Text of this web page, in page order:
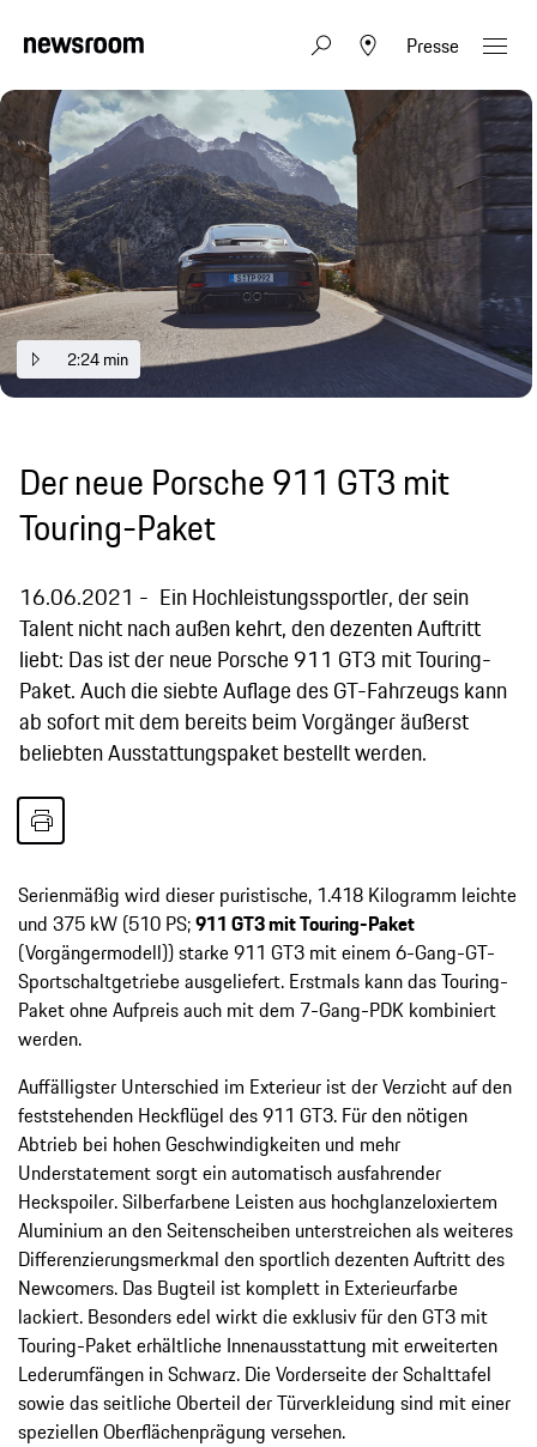
Presse
2:24 min
Der neue Porsche 911 GT3 mit
Touring-Paket
16.06.2021
Ein Hochleistungssportler, der sein
Talent nicht nach außen kehrt, den dezenten Auftritt
liebt: Das ist der neue Porsche 911 GT3 mit Touring-
Paket. Auch die siebte Auflage des GT-Fahrzeugs kann
ab sofort mit dem bereits beim Vorgänger äußerst
beliebten Ausstattungspaket bestellt werden.
Serienmäßig wird dieser puristische, 1.418 Kilogramm leichte
und 375 kW (510 PS;911 GT3 mit Touring-Paket
(Vorgängermodell)) starke 911 GT3 mit einem 6-Gang-GT-
Sportschaltgetriebe ausgeliefert. Erstmals kann das Touring-
Paket ohne Aufpreis auch mit dem 7-Gang-PDK kombiniert
werden.
Auffälligster Unterschied im Exterieur ist der Verzicht auf den
feststehenden Heckflügel des 911 GT3. Für den nötigen
Abtrieb bei hohen Geschwindigkeiten und mehr
Understatement sorgt ein automatisch ausfahrender
Heckspoiler. Silberfarbene Leisten aus hochglanzeloxiertem
Aluminium an den Seitenscheiben unterstreichen als weiteres
Differenzierungsmerkmal den sportlich dezenten Auftritt des
Newcomers. Das Bugteil ist komplett in Exterieurfarbe
lackiert. Besonders edel wirkt die exklusiv für den GT3 mit
Touring-Paket erhältliche Innenausstattung mit erweiterten
Lederumfängen in Schwarz. Die Vorderseite der Schalttafel
sowie das seitliche Oberteil der Türverkleidung sind mit einer
speziellen Oberflächenprägung versehen.